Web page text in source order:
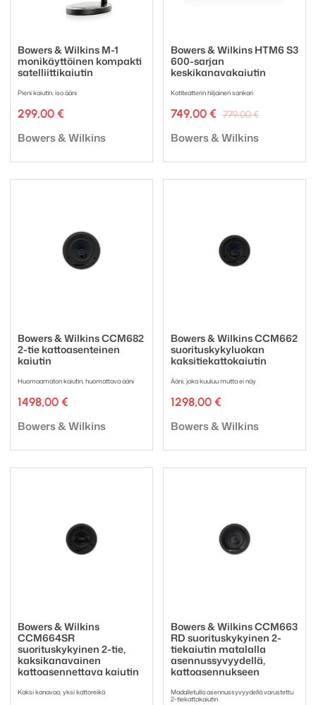
Bowers & Wilkins M-1
monikäyttöinen kompakti
satelliittikaiutin
Pieni kaiutin, iso ääni
299,00 €
Tuotemerkki:
Bowers & Wilkins
Bowers & Wilkins HTM6 S3
600-sarjan
keskikanavakaiutin
Kotiteatterin hiljainen sankari
779,00€
oli:
749,00 €
Nykyinen
on:
Tuotemerkki:
Bowers & Wilkins
Bowers & Wilkins CCM682
2-tie kattoasenteinen
kaiutin
Huomaamaton kaiutin, huomattava ääni
1498,00 €
Tuotemerkki:
Bowers & Wilkins
Bowers & Wilkins CCM662
suorituskykyluokan
kaksitiekattokaiutin
Ääni, joka kuuluu mutta ei näy
1298,00 €
Tuotemerkki:
Bowers & Wilkins
Bowers & Wilkins
CCM664SR
suorituskykyinen 2-tie,
kaksikanavainen
kattoasennettava kaiutin
Kaksi kanavaa, yksi kattoreikä
Bowers & Wilkins CCM663
RD suorituskykyinen 2-
tiekaiutin matalalla
asennussyvyydellä,
kattoasennukseen
Madalletulla asennussyvyydellä varustettu
2-tiekattokaiutin